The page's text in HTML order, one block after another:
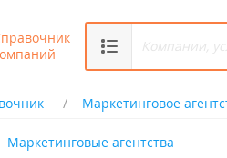
Маркетинговое
Маркетинговые агентства